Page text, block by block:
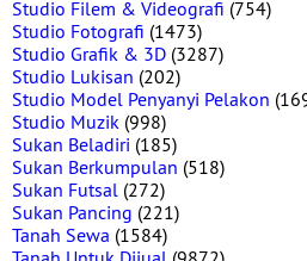
Studio Filem & Videografi (754)
Studio Fotografi (1473)
Studio Grafik & 3D (3287)
Studio Lukisan (202)
Studio Model Penyanyi Pelakon
Studio Muzik (998)
Sukan Beladiri (185)
Sukan Berkumpulan (518)
Sukan Futsal (272)
Sukan Pancing (221)
Tanah Sewa (1584)